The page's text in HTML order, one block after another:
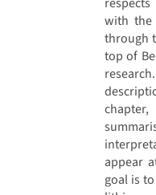
with the
through
top of
appear
goal is